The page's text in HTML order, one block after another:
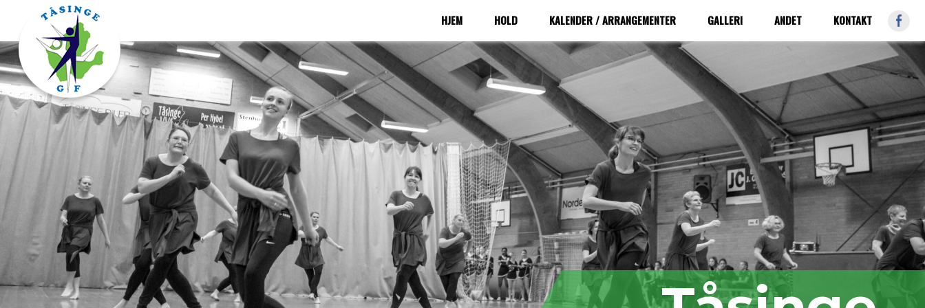
HJEM HOLD KALENDER / ARRANGEMENTER GALLERI ANDET KONTAKT